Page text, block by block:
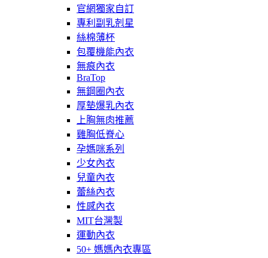
官網獨家自訂
專利副乳剋星
絲棉薄杯
包覆機能內衣
無痕內衣
BraTop
無鋼圈內衣
厚墊爆乳內衣
上胸無肉推薦
雞胸低脊心
孕媽咪系列
少女內衣
兒童內衣
蕾絲內衣
性感內衣
MIT台灣製
運動內衣
50+ 媽媽內衣專區